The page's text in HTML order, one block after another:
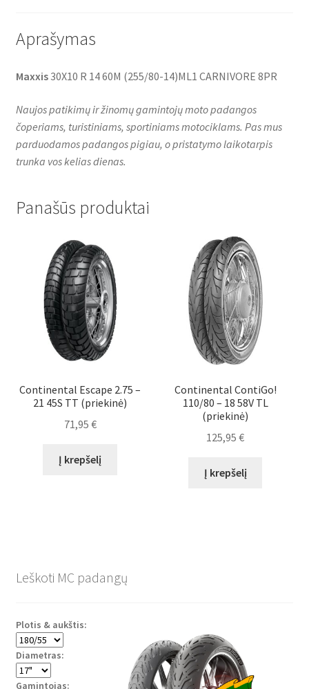
Aprašymas
Maxxis30X10 R 14 60M (255/80-14)ML1 CARNIVORE 8PR
Naujos patikimų ir žinomų gamintojų moto padangos
čoperiams, turistiniams, sportiniams motociklams. Pas mus
parduodamos padangos pigiau, o pristatymo laikotarpis
trunka vos kelias dienas.
Panašūs produktai
Continental Escape 2.75 –
21 45S TT (priekinė)
71,95 €
Į krepšelį
Continental ContiGo!
110/80 – 18 58V TL
(priekinė)
125,95€
Į krepšelį
Leškoti MC padangų
Plotis & aukštis:
Diametras:
Gamintojas: